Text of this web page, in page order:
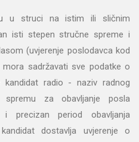
u struci na istim ili sličnim
isti stepen stručne spreme i
(uvjerenje poslodavca kod
sadržavati sve podatke o
radio - naziv radnog
spremu za obavljanje posla
precizan period obavljanja
dostavlja uvjerenje o